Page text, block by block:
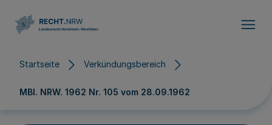
Startseite Verkündungsbereich
MBl. NRW. 1962 Nr. 105 vom 28.09.1962